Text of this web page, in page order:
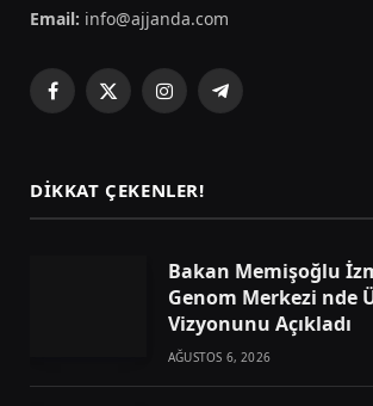
Email: info@ajjanda.com
Facebook
X
InstagramTelegram
DIKKAT ÇEKENLER!
Bakan Memişoğlu
Genom Merkezi nde
Vizyonunu Açıkladı
AĞUSTOS 6, 2026